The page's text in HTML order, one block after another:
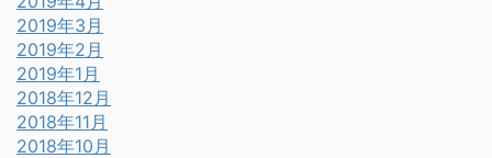
2019年3月
2019年2月
2019年1月
2018年12月
2018年11月
2018年10月